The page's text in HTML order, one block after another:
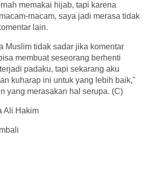
memakai hijab, tapi karena
macam, saya jadi merasa tidak
lain.
Muslim tidak sadar jika komentar
membuat seseorang berhenti
padaku, tapi sekarang aku
kuharap ini untuk yang lebih baik,"
yang merasakan hal serupa. (C)
Ali Hakim